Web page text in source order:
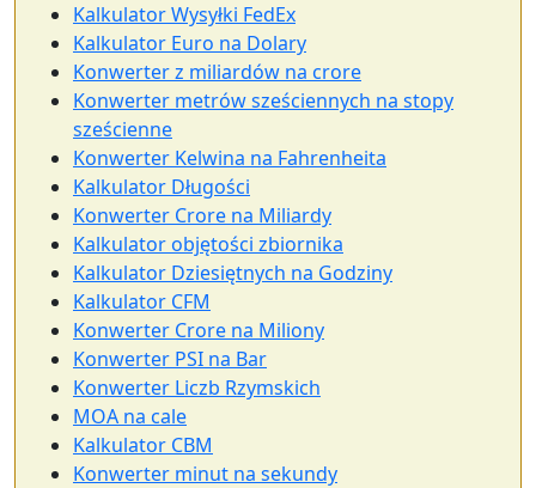
Kalkulator Wysyłki FedEx
Kalkulator Euro na Dolary
Konwerter z miliardów na crore
Konwerter metrów sześciennych na stopy
sześcienne
Konwerter Kelwina na Fahrenheita
Kalkulator Długości
Konwerter Crore na Miliardy
Kalkulator objętości zbiornika
Kalkulator Dziesiętnych na Godziny
Kalkulator CFM
Konwerter Crore na Miliony
Konwerter PSI na Bar
Konwerter Liczb Rzymskich
MOA na cale
Kalkulator CBM
Konwerter minut na sekundy